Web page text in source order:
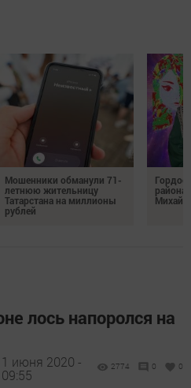
Мошенники обманули 71-
летнюю жительницу
Татарстана на миллионы
рублей
лось напоролся на
1 июня 2020 -
09:55
2774 0 0